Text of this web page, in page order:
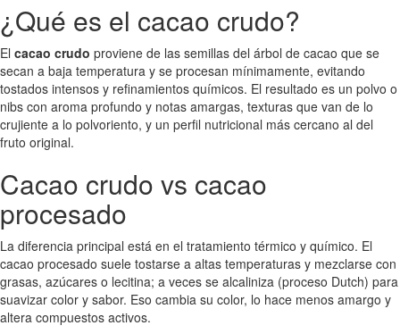
¿Qué es el cacao crudo?
El cacao crudo proviene de las semillas del árbol de cacao que se
secan a baja temperatura y se procesan mínimamente, evitando
tostados intensos y refinamientos químicos. El resultado es un polvo o
nibs con aroma profundo y notas amargas, texturas que van de lo
crujiente a lo polvoriento, y un perfil nutricional más cercano al del
fruto original.
Cacao crudo vs cacao
procesado
La diferencia principal está en el tratamiento térmico y químico. El
cacao procesado suele tostarse a altas temperaturas y mezclarse con
grasas, azúcares o lecitina; a veces se alcaliniza (proceso Dutch) para
suavizar color y sabor. Eso cambia su color, lo hace menos amargo y
altera compuestos activos.